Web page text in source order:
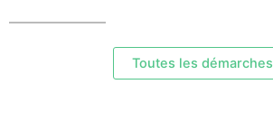
Toutes les démarches